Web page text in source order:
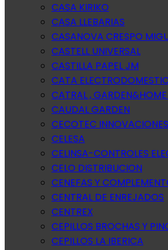
CASA KIRIKO
CASA LLEBARIAS
CASANOVA CRESPO
CASTELL UNIVERSAL
CASTILLA PAPEL JM
CATA
CATRAL ,
CAUDAL GARDEN
CECOTEC INNOVACIONES
CELESA
CELINSA-CONTROLES
CELO DISTRIBUCION
CENEFAS Y
CENTRAL DE ENREJADOS
CENTREX
CEPILLOS BROCHAS Y
CEPILLOS LA IBERICA